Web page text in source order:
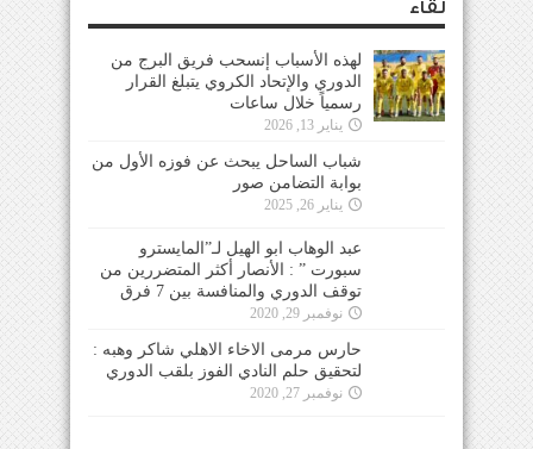
لقاء
لهذه الأسباب إنسحب فريق البرج من
الدوري والإتحاد الكروي يتبلغ القرار
رسمياً خلال ساعات
يناير 13, 2026
شباب الساحل يبحث عن فوزه الأول من
بوابة التضامن صور
يناير 26, 2025
عبد الوهاب ابو الهيل لـ”المايسترو
سبورت ” : الأنصار أكثر المتضررين من
توقف الدوري والمنافسة بين 7 فرق
نوفمبر 29, 2020
حارس مرمى الاخاء الاهلي شاكر وهبه :
لتحقيق حلم النادي الفوز بلقب الدوري
نوفمبر 27, 2020